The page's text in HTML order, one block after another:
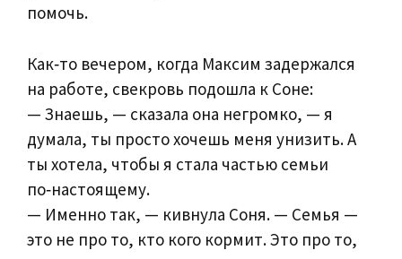
помочь.
Как‑то вечером, когда Максим задержался
на работе, свекровь подошла к Соне:
— Знаешь, — сказала она негромко, — я
думала, ты просто хочешь меня унизить. А
ты хотела, чтобы я стала частью семьи
по‑настоящему.
— Именно так, — кивнула Соня. — Семья —
это не про то, кто кого кормит. Это про то,